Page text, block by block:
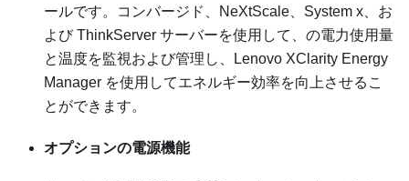
ールです。コンバージド、NeXtScale、System x、お
よび ThinkServer サーバーを使用して、の電力使用量
と温度を監視および管理し、Lenovo XClarity Energy
Manager を使用してエネルギー効率を向上させるこ
とができます。
オプションの電源機能